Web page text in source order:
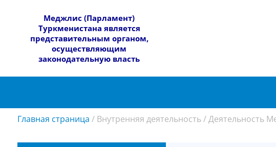
​Меджлис (Парламент)
Туркменистана является
представительным органом,
осуществляющим
законодательную власть
Главная страница / Внутренняя деятельность /Деятельность